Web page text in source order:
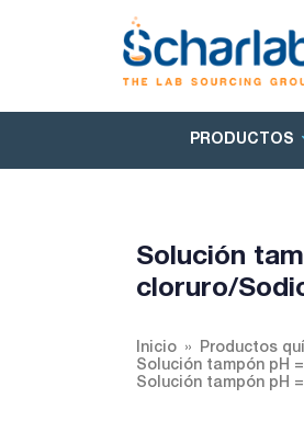
PRODUCTOS
Solución
cloruro/
Inicio Productos
Solución tampón pH
Solución tampón pH